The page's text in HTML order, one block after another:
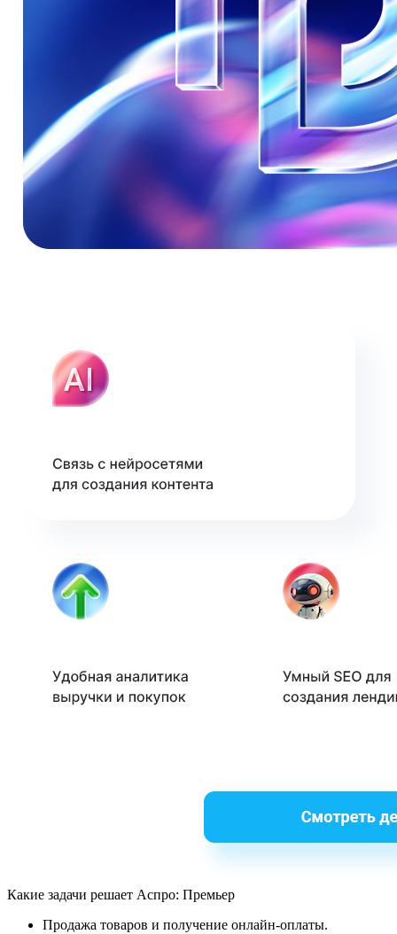
Какие задачи решает Аспро: Премьер
Продажа товаров и получение онлайн-оплаты.